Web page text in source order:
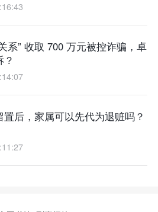
系” 收取 700 万元被控诈骗，卓
置后，家属可以先代为退赃吗？